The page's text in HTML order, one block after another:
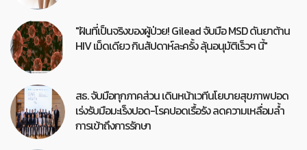
"ฝันที่เป็นจริงของผู้ป่วย! Gilead จับมือ MSD ดันยาต้าน
HIV เม็ดเดียว กินสัปดาห์ละครั้ง ลุ้นอนุมัติเร็วๆ นี้"
สธ. จับมือทุกภาคส่วน เดินหน้าเวทีนโยบายสุขภาพปอด
เร่งรับมือมะเร็งปอด-โรคปอดเรื้อรัง ลดความเหลื่อมล้ำ
การเข้าถึงการรักษา